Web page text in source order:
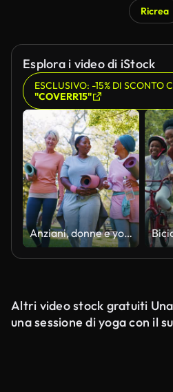
Generato da IA
Ricrea
Esplora i video di iStock
ESCLUSIVO: -15% DI SCONTO
"COVERR15"
Anziani, donne e yoga all'aperto con camminata per la conversazione, la discussione e il supporto o il riflesso dell'obiettivo. Anziani, amici e comunicazione al parco per pilates, allenamento o esercizio per il fitness o il benessere
Altri video stock gratuiti
una sessione di yoga con il